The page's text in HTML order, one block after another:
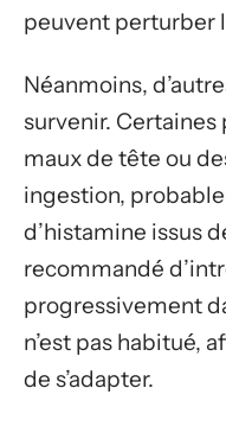
peuvent perturber
Néanmoins,
survenir.
maux de tête ou
ingestion,
d’histamine issus
recommandé
progressivement
n’est pas habitué,
de s’adapter.